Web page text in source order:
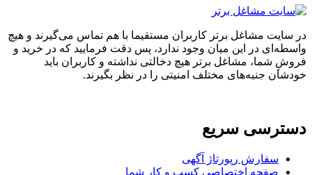
در سایت مشاغل برتر کاربران مستقیما با هم تماس می‌گیرند و هیچ
واسطه‌ای در این میان وجود ندارد، پس دقت فرمایید که در خرید و
فروشِ شما، مشاغل برتر هیچ دخالتی نداشته و کاربران باید
خودشان جنبه‌های مختلف امنیتی را در نظر بگیرند.
دسترسی سریع
سفارش رپورتاژ آگهی
صفحه اختصاصی کسب و کار شما